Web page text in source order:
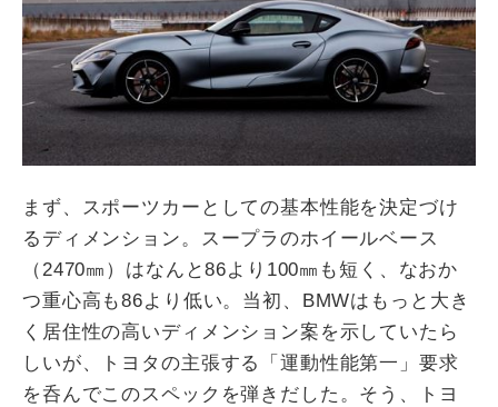
まず、スポーツカーとしての基本性能を決定づけ
るディメンション。スープラのホイールベース
（2470㎜）はなんと86より100㎜も短く、なおか
つ重心高も86より低い。当初、BMWはもっと大き
く居住性の高いディメンション案を示していたら
しいが、トヨタの主張する「運動性能第一」要求
を呑んでこのスペックを弾きだした。そう、トヨ